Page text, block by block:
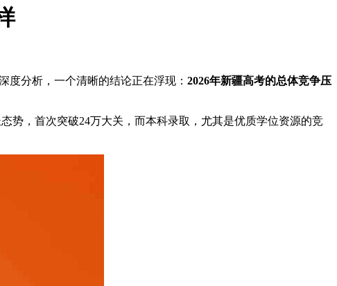
度分析，一个清晰的结论正在浮现： 2026年新疆高考的总体竞争压
势，首次突破24万大关，而本科录取，尤其是优质学位资源的竞